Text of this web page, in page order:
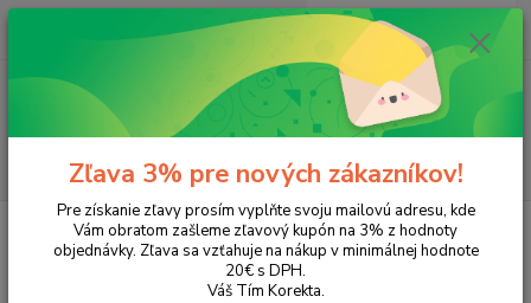
Hľadať
ks
za 0,00 EUR
Tonery a náplne do tlačiarní Panasonic KX-FC226
Zľava 3% pre nových zákazníkov!
Pre získanie zľavy prosím vyplňte svoju mailovú adresu, kde
Vám obratom zašleme zľavový kupón na 3% z hodnoty
objednávky. Zľava sa vzťahuje na nákup v minimálnej hodnote
20€ s DPH.
Váš Tím Korekta.